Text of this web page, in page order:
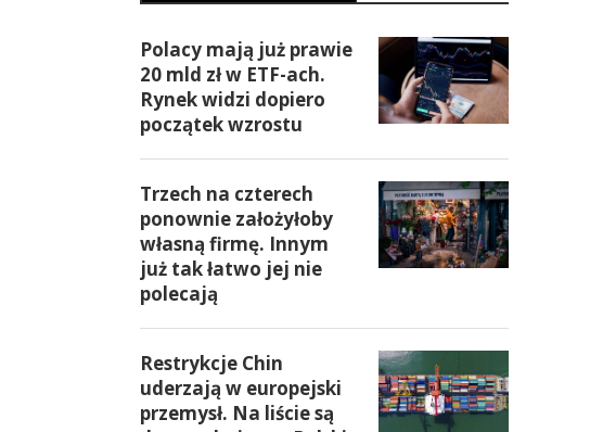
Polacy mają już prawie
20 mld zł w ETF-ach.
Rynek widzi dopiero
początek wzrostu
Trzech na czterech
ponownie założyłoby
własną firmę. Innym
już tak łatwo jej nie
polecają
Restrykcje Chin
uderzają w europejski
przemysł. Na liście są